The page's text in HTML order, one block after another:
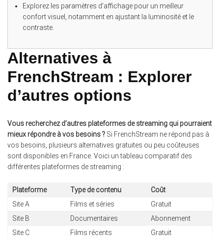
Explorez les paramètres d’affichage pour un meilleur
confort visuel, notamment en ajustant la luminosité et le
contraste.
Alternatives à
FrenchStream : Explorer
d’autres options
Vous recherchez d’autres plateformes de streaming qui pourraient
mieux répondre à vos besoins ? Si FrenchStream ne répond pas à
vos besoins, plusieurs alternatives gratuites ou peu coûteuses
sont disponibles en France. Voici un tableau comparatif des
différentes plateformes de streaming :
Plateforme Type de contenu
Coût
Site A
Films et séries
Gratuit
Site B
Documentaires
Abonnement
Site C
Films récents Gratuit